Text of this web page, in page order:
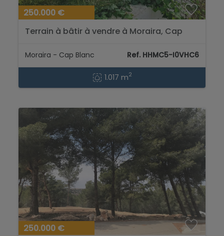
250.000 €
Terrain à bâtir à vendre à Moraira, Cap
Moraira - Cap Blanc Ref. HHMC5-I0VHC6
1.017 m2
250.000 €